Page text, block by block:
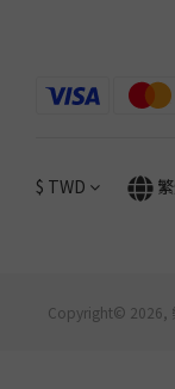
$ TWD
Copyright© 2026,